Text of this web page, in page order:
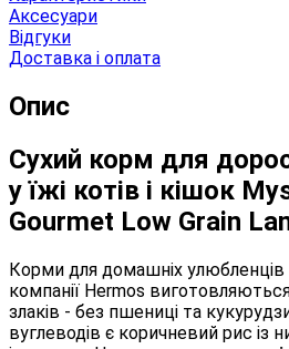
Аксесуари
Відгуки
Доставка і оплата
Опис
Сухий корм для
у їжі котів і кішок
Gourmet Low Grain
Корми для домашніх улюбленців
компанії Hermos
злаків - без пшениці та
вуглеводів є коричневий рис із